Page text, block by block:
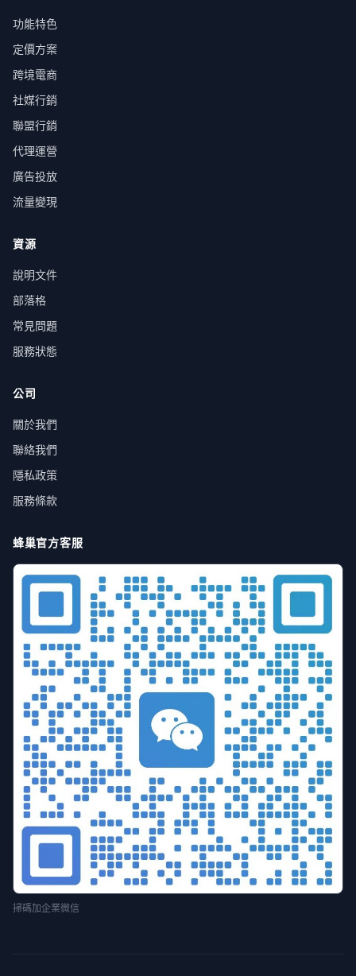
功能特色
定價方案
跨境電商
社媒行銷
聯盟行銷
代理運營
廣告投放
流量變現
資源
說明文件
部落格
常見問題
服務狀態
公司
關於我們
聯絡我們
隱私政策
服務條款
蜂巢官方客服
掃碼加企業微信